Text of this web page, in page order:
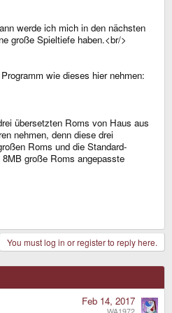
werde ich mich in den nächsten
große Spieltiefe haben.<br/>
wie dieses hier nehmen:
übersetzten Roms von Haus aus
nehmen, denn diese drei
Roms und die Standard-
große Roms angepasste
You must log in or register to reply here.
Feb 14, 2017